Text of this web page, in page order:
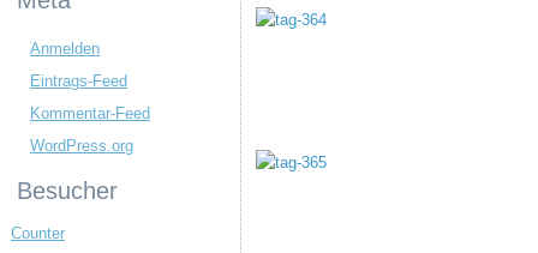
Anmelden
Eintrags-Feed
Kommentar-Feed
WordPress.org
Besucher
Counter